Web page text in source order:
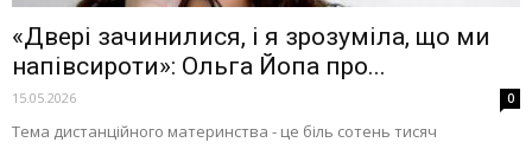
«Двері зачинилися, і я зрозуміла, що ми
напівсироти»: Ольга Йопа про...
15.05.2026 0
Тема дистанційного материнства - це біль сотень тисяч